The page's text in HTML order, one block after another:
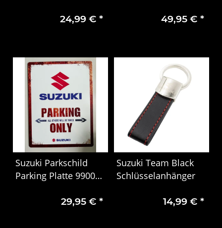
Logo & Premium
24,99 € * 49,95 €*
Suzuki Parkschild
Parking Platte 99000-
29,95 € *
Suzuki Team Black
Schlüsselanhänger
14,99 €*